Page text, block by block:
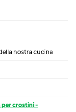
nostra cucina
per crostini -